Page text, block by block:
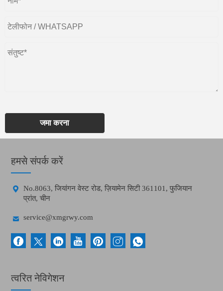
जमा करना
हमसे संपर्क करें

No.8063, जियांगन वेस्ट रोड, ज़ियामेन सिटी 361101, फुजियान
प्रांत, चीन
 service@xmgrwy.com
त्वरित नेविगेशन